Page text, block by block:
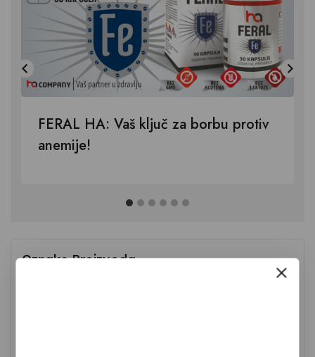
FERAL HA: Vaš ključ za borbu protiv
anemije!
Oznake Proizvoda